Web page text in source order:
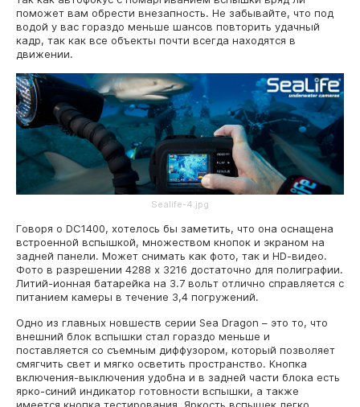
поможет вам обрести внезапность. Не забывайте, что под
водой у вас гораздо меньше шансов повторить удачный
кадр, так как все объекты почти всегда находятся в
движении.
Sealife-4.jpg
Говоря о DC1400, хотелось бы заметить, что она оснащена
встроенной вспышкой, множеством кнопок и экраном на
задней панели. Может снимать как фото, так и HD-видео.
Фото в разрешении 4288 x 3216 достаточно для полиграфии.
Литий-ионная батарейка на 3.7 вольт отлично справляется с
питанием камеры в течение 3,4 погружений.
Одно из главных новшеств серии Sea Dragon – это то, что
внешний блок вспышки стал гораздо меньше и
поставляется со съемным диффузором, который позволяет
смягчить свет и мягко осветить пространство. Кнопка
включения-выключения удобна и в задней части блока есть
ярко-синий индикатор готовности вспышки, а также